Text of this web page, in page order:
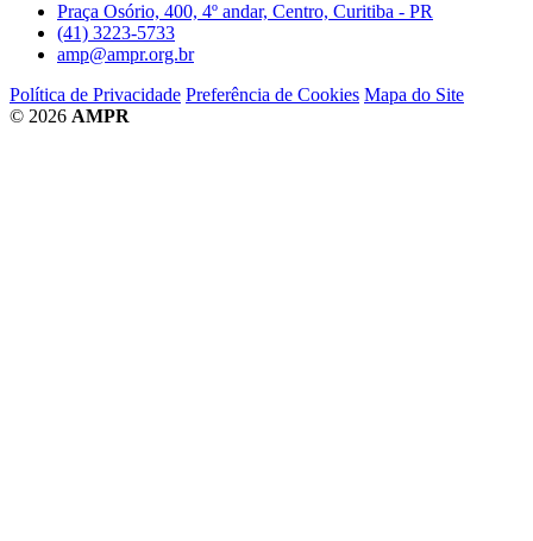
Praça Osório, 400, 4º andar, Centro, Curitiba - PR
(41) 3223-5733
amp@ampr.org.br
Política de Privacidade Preferência de Cookies Mapa do Site
© 2026 AMPR